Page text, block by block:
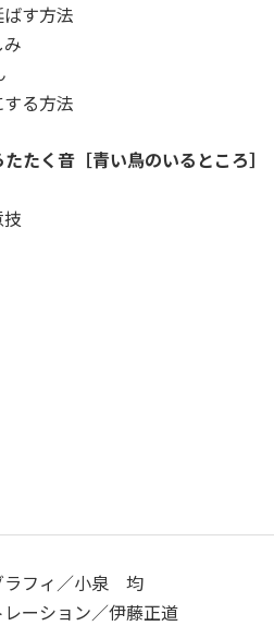
す方法
る方法
たく音［青い鳥のいるところ］
フィ／小泉 均
ーション／伊藤正道